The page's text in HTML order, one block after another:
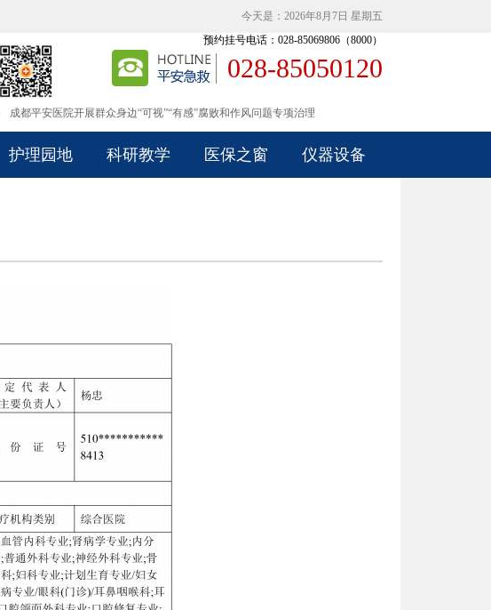
今天是：2026年8月7日 星期五
028-85050120
预约挂号电话：028-85069806（8000）
本院新版网站正式上线，欢迎访问！
成都平安医院开展群众身边“可视”“有感”腐败和作风问题专项治理
本院新版网站正式上线，欢迎访问！
成都平安医院开展群众身边“可视”“有感”腐败和作风问题专项治理
护理园地 科研教学 医保之窗 仪器设备